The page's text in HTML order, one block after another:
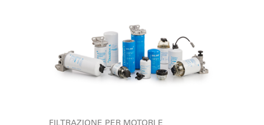
FILTRAZIONE PER MOTORI E